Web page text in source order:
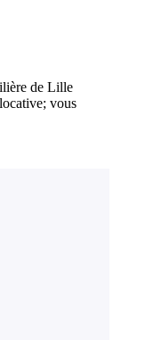
de Lille
vous